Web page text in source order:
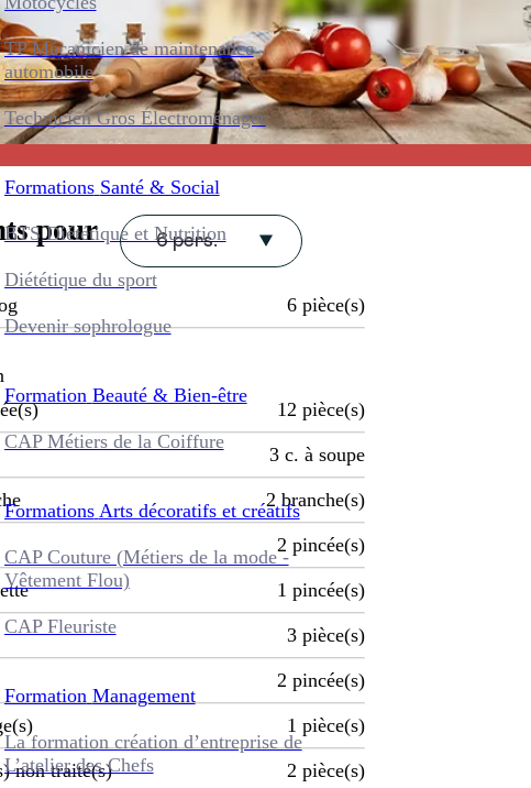
TP Mécanicien de maintenance
automobile
Technicien Gros Électroménager
Formations Santé & Social
BTS Diététique et Nutrition
Diététique du sport
Devenir sophrologue
Formation Beauté & Bien-être
CAP Métiers de la Coiffure
Formations Arts décoratifs et créatifs
CAP Couture (Métiers de la mode -
Vêtement Flou)
CAP Fleuriste
Formation Management
La formation création d’entreprise de
L’atelier des Chefs
pour 6 pers.
6 pièce(s)
12 pièce(s)
3 c. à soupe
2 branche(s)
2 pincée(s)
1 pincée(s)
3 pièce(s)
2 pincée(s)
1 pièce(s)
non traité(s) 2 pièce(s)